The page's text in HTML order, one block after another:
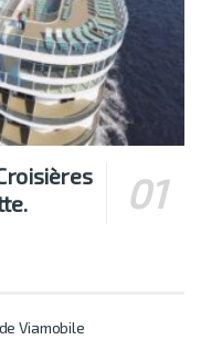
Viamobile